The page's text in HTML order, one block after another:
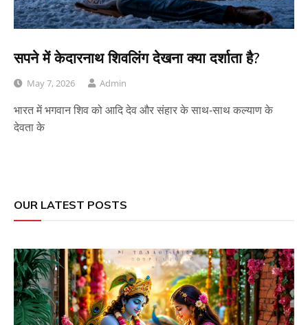
सपने में केदारनाथ शिवलिंग देखना क्या दर्शाता है?
May 7, 2026 Admin
भारत में भगवान शिव को आदि देव और संहार के साथ-साथ कल्याण के
देवता के
OUR LATEST POSTS